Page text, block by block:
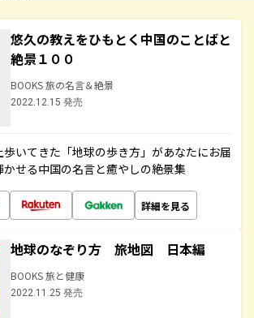
悠久の教えをひもとく中国のことばと
絶景１００
BOOKS 旅の名言＆絶景
2022.12.15 発売
いてきた「地球の歩き方」があなたにお届
かせる中国の名言と癒やしの絶景集
詳細を見る
地球のなぞり方 旅地図 日本編
BOOKS 旅と健康
2022.11.25 発売